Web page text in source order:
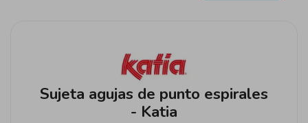
Sujeta agujas de punto espirales
- Katia